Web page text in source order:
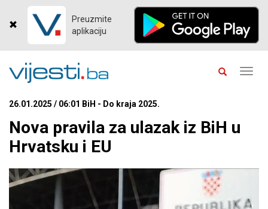
Preuzmite
aplikaciju
26.01.2025 / 06:01 BiH - Do kraja 2025.
Nova pravila za ulazak iz BiH u
Hrvatsku i ЕU